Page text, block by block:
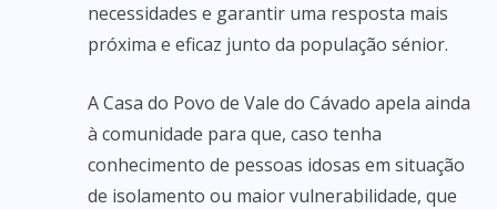
necessidades e garantir uma resposta mais
próxima e eficaz junto da população sénior.
A Casa do Povo de Vale do Cávado apela ainda
à comunidade para que, caso tenha
conhecimento de pessoas idosas em situação
de isolamento ou maior vulnerabilidade, que